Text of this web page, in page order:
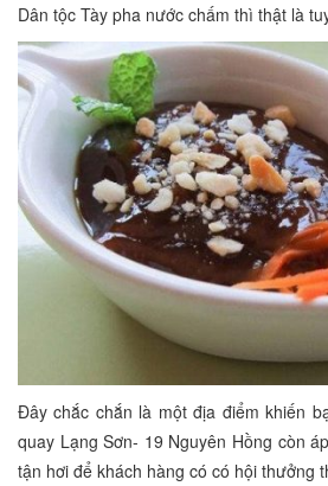
Dân tộc Tày pha nước chấm thì thật là
Đây chắc chắn là một địa điểm khiến
quay Lạng Sơn- 19 Nguyên Hồng còn
tận hơi để khách hàng có có hội thưởng